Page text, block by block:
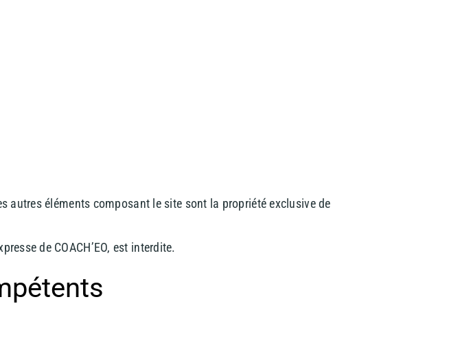
autres éléments composant le site sont la propriété exclusive de
de COACH’EO, est interdite.